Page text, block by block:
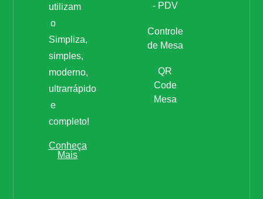
utilizam
o
Simpliza,
simples,
moderno,
ultrarrápido
e
completo!
Conheça
Mais
- PDV
Controle
de Mesa
QR
Code
Mesa